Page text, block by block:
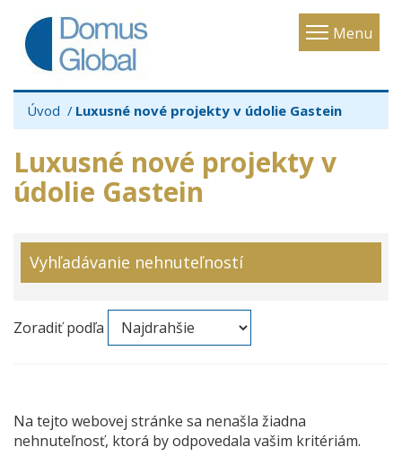
Menu
Toggle
Úvod Luxusné nové projekty v údolie Gastein
Luxusné nové projekty v
údolie Gastein
Vyhľadávanie nehnuteľností
Zoradiť podľa
Na tejto webovej stránke sa nenašla žiadna
nehnuteľnosť, ktorá by odpovedala vašim kritériám.